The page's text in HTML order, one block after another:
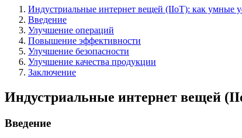
Индустриальные интернет вещей (IIoT): как умные
Введение
Улучшение операций
Повышение эффективности
Улучшение безопасности
Улучшение качества продукции
Заключение
Индустриальные интернет вещей
Введение